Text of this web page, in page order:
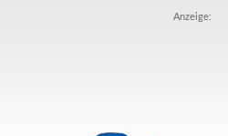
Anzeige: